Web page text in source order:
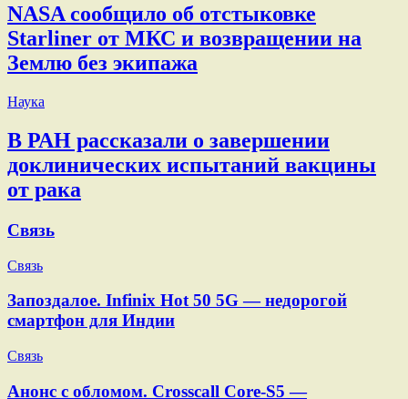
NASA сообщило об отстыковке
Starliner от МКС и возвращении на
Землю без экипажа
Наука
В РАН рассказали о завершении
доклинических испытаний вакцины
от рака
Связь
Связь
Запоздалое. Infinix Hot 50 5G — недорогой
смартфон для Индии
Связь
Анонс с обломом. Crosscall Core-S5 —